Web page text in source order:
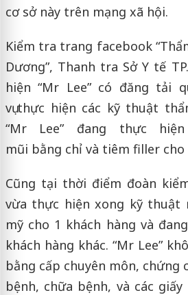
cơ sở này trên mạng xã hội.
Kiểm tra trang facebook
Dương”, Thanh tra Sở Y tế
hiện “Mr Lee” có đăng tải
vụ thực hiện các kỹ thuật
“Mr Lee” đang thực
mũi bằng chỉ và tiêm filler cho
Cũng tại thời điểm đoàn
vừa thực hiện xong kỹ thuật
mỹ cho 1 khách hàng và
khách hàng khác. “Mr Lee”
bằng cấp chuyên môn, chứng
bệnh, chữa bệnh, và các